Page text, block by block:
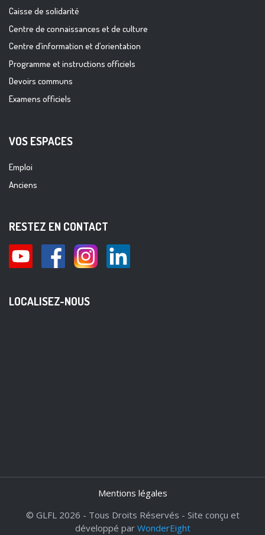
Caisse de solidarité
Centre de connaissances et de culture
Centre d’information et d’orientation
Programme et instructions officiels
Devoirs communs
Examens officiels
VOS ESPACES
Emploi
Anciens
RESTEZ EN CONTACT
LOCALISEZ-NOUS
Mentions légales
© GLFL 2026 - Tous Droits Réservés - Site conçu et
développé par WonderEight